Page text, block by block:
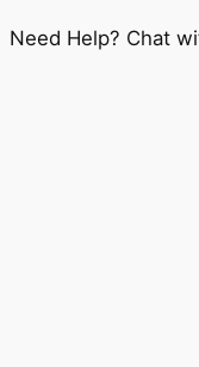
Need Help? Chat